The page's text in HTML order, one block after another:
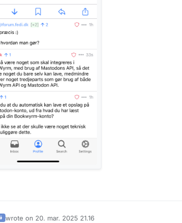
wrote on 20. mar. 2025 21.16